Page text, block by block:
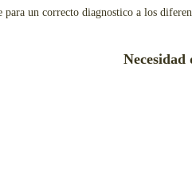
un correcto diagnostico a los